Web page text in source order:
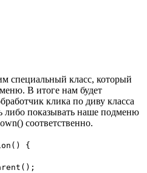
специальный класс, который
В итоге нам будет
клика по диву класса
либо показывать наше подменю
соответственно.
{